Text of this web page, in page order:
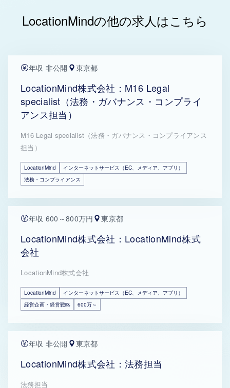
LocationMindの他の求人はこちら
年収 非公開 東京都
LocationMind株式会社：M16 Legal
specialist（法務・ガバナンス・コンプライ
アンス担当）
M16 Legal specialist（法務・ガバナンス・コンプライアンス
担当）
LocationMind
インターネットサービス（EC、メディア、アプリ）
法務・コンプライアンス
年収 600～800万円 東京都
LocationMind株式会社：LocationMind株式
会社
LocationMind株式会社
LocationMind
インターネットサービス（EC、メディア、アプリ）
経営企画・経営戦略
600万～
年収 非公開 東京都
LocationMind株式会社：法務担当
法務担当